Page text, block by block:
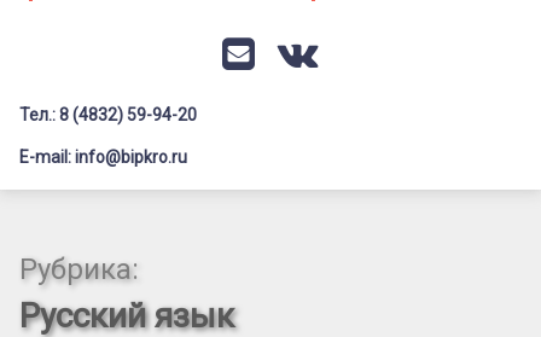
Профилактика дистанционных преступлений
Флагманы образования
Педагог-психолог
E-mailVK
Заголовок сайта → второстепенный
Тел.: 8 (4832) 59-94-20
E-mail: info@bipkro.ru
Рубрика:
Русский язык